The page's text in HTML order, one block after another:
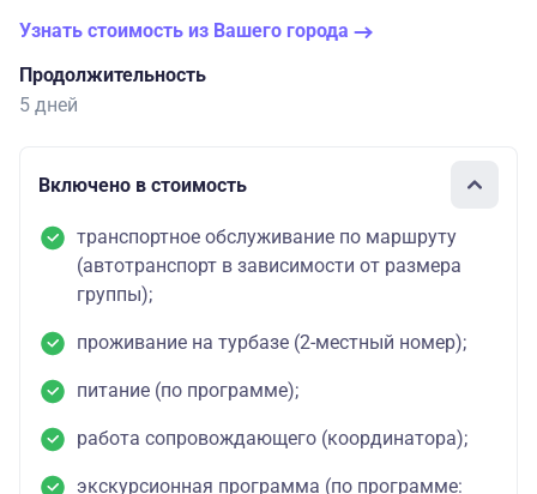
Узнать стоимость из Вашего города
Продолжительность
5 дней
Включено в стоимость
транспортное обслуживание по маршруту
(автотранспорт в зависимости от размера
группы);
проживание на турбазе (2-местный номер);
питание (по программе);
работа сопровождающего (координатора);
экскурсионная программа (по программе: